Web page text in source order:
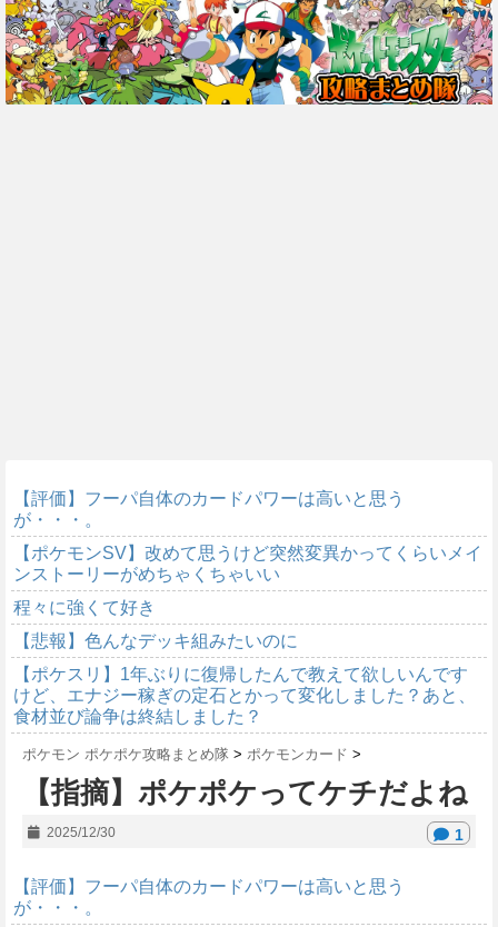
【評価】フーパ自体のカードパワーは高いと思う
が・・・。
【ポケモンSV】改めて思うけど突然変異かってくらいメイ
ンストーリーがめちゃくちゃいい
程々に強くて好き
【悲報】色んなデッキ組みたいのに
【ポケスリ】1年ぶりに復帰したんで教えて欲しいんです
けど、エナジー稼ぎの定石とかって変化しました？あと、
食材並び論争は終結しました？
ポケモン ポケポケ攻略まとめ隊 > ポケモンカード >
【指摘】ポケポケってケチだよね
2025/12/30 1
【評価】フーパ自体のカードパワーは高いと思う
が・・・。